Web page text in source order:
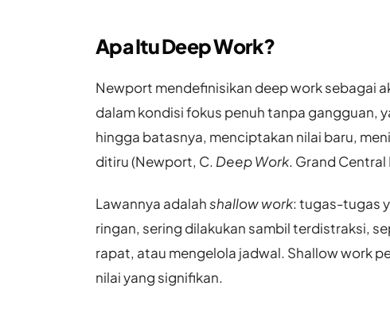
Apa Itu Deep Work?
Newport mendefinisikan deep work sebagai
dalam kondisi fokus penuh tanpa gangguan,
hingga batasnya, menciptakan nilai baru,
ditiru (Newport, C. Deep Work. Grand Central
Lawannya adalahshallow work: tugas-tugas
ringan, sering dilakukan sambil terdistraksi,
rapat, atau mengelola jadwal. Shallow work
nilai yang signifikan.